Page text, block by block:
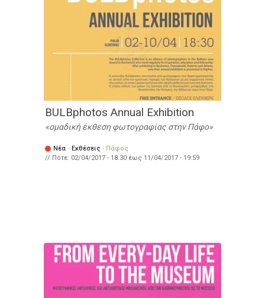
BULBphotos Annual Exhibition
ομαδική έκθεση φωτογραφίας στην Πάφο
Νέα · Εκθέσεις · Πάφος
// Πότε: 02/04/2017 - 18:30 έως 11/04/2017 - 19:59